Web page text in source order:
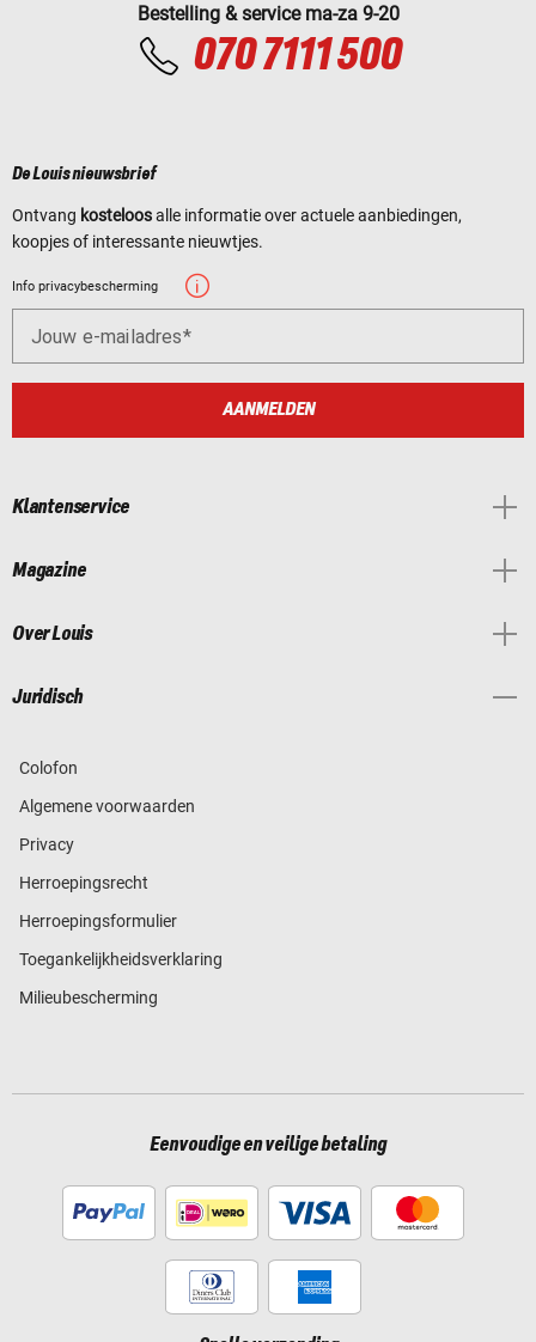
Bestelling & service ma-za 9-20
070 7111 500
De Louis nieuwsbrief
Ontvang kosteloosalle informatie over actuele aanbiedingen,
koopjes of interessante nieuwtjes.
Info privacybescherming
Jouw e-mailadres
AANMELDEN
Klantenservice
Magazine
Over Louis
Juridisch
Colofon
Algemene voorwaarden
Privacy
Herroepingsrecht
Herroepingsformulier
Toegankelijkheidsverklaring
Milieubescherming
Eenvoudige en veilige betaling